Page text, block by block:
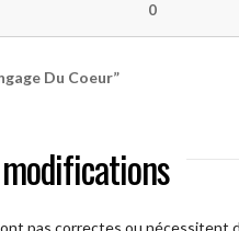
0
Du Coeur”
pas correctes ou